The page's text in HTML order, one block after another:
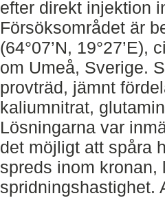
efter direkt injektion
Försöksområdet är
(64°07’N,
om Umeå, Sverige.
provträd, jämnt
kaliumnitrat,
Lösningarna var
det möjligt att spåra
spreds inom kronan,
spridningshastighet.